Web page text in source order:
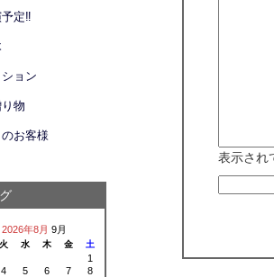
表示され
定‼
ョン
物
お客様
2026年8月 9月
火 水 木 金 土
1
4 5 6 7
8